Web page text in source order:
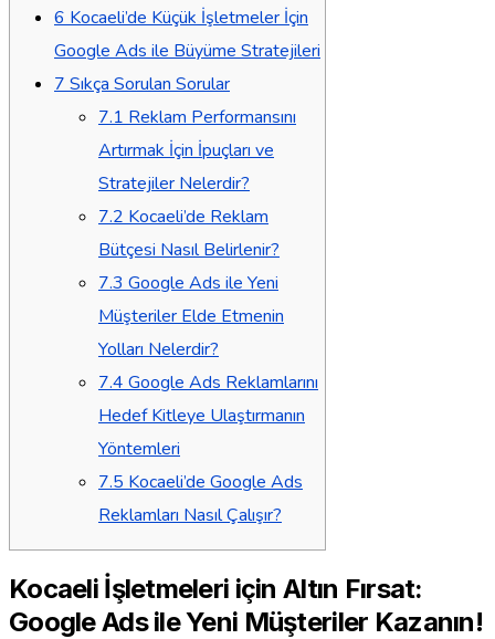
6 Kocaeli’de Küçük İşletmeler İçin
Google Ads ile Büyüme Stratejileri
7 Sıkça Sorulan Sorular
7.1 Reklam Performansını
Artırmak İçin İpuçları ve
Stratejiler Nelerdir?
7.2 Kocaeli’de Reklam
Bütçesi Nasıl Belirlenir?
7.3 Google Ads ile Yeni
Müşteriler Elde Etmenin
Yolları Nelerdir?
7.4 Google Ads Reklamlarını
Hedef Kitleye Ulaştırmanın
Yöntemleri
7.5 Kocaeli’de Google Ads
Reklamları Nasıl Çalışır?
Kocaeli İşletmeleri için Altın Fırsat:
Google Ads ile Yeni Müşteriler Kazanın!